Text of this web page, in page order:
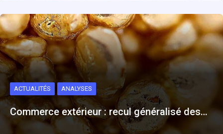
ACTUALITÉS ANALYSES
Commerce extérieur : recul généralisé des…